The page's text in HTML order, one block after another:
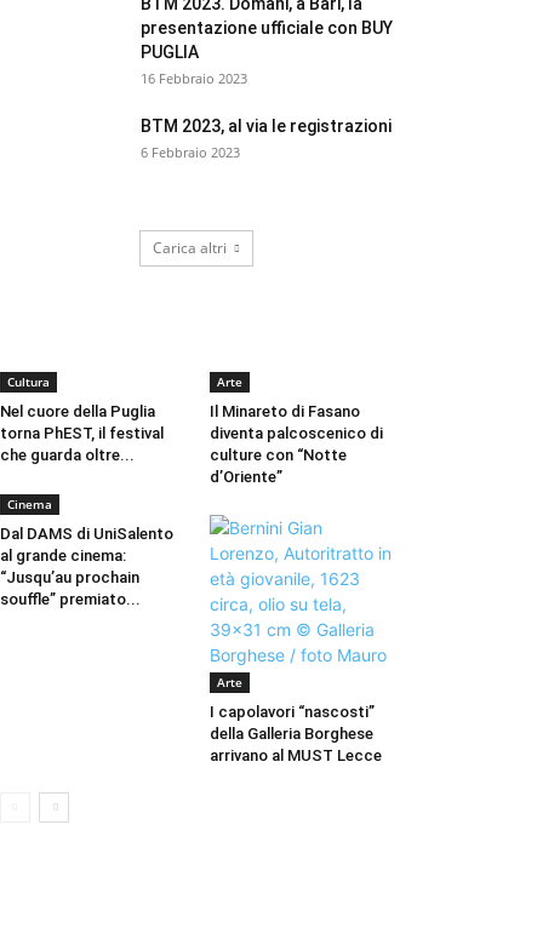
presentazione ufficiale con BUY
PUGLIA
16 Febbraio 2023
BTM 2023, al via le registrazioni
6 Febbraio 2023
Carica altri
Cultura
Nel cuore della Puglia
torna PhEST, il festival
che guarda oltre...
Arte
Il Minareto di Fasano
diventa palcoscenico di
culture con “Notte
d’Oriente”
Cinema
Dal DAMS di UniSalento
al grande cinema:
“Jusqu’au prochain
souffle” premiato...
Arte
I capolavori “nascosti”
della Galleria Borghese
arrivano al MUST Lecce